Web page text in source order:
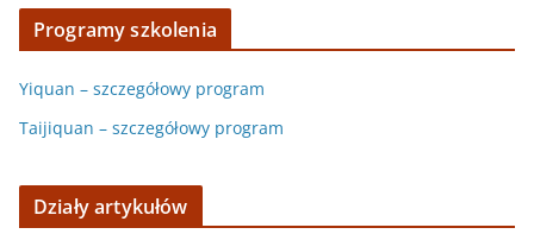
Programy szkolenia
Yiquan – szczegółowy program
Taijiquan – szczegółowy program
Działy artykułów